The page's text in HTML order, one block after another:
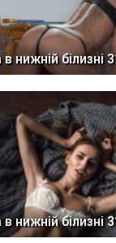
в нижній
в нижній